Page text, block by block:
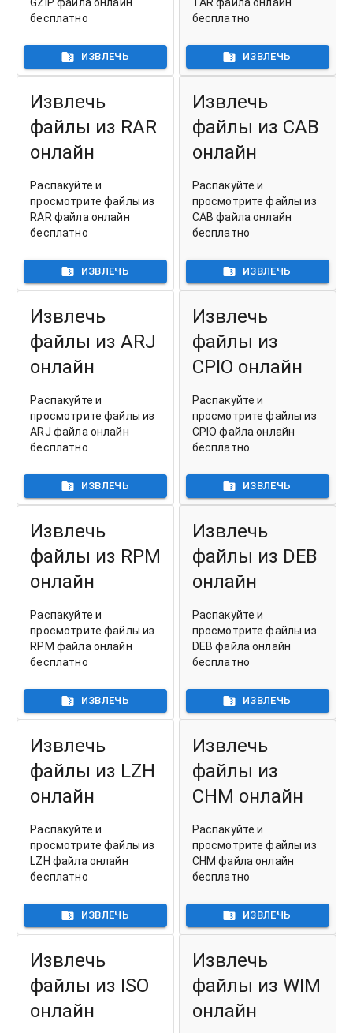
бесплатно
ИЗВЛЕЧЬ
бесплатно
ИЗВЛЕЧЬ
Извлечь
файлы из RAR
онлайн
Распакуйте и
просмотрите файлы из
RAR файла онлайн
бесплатно
ИЗВЛЕЧЬ
Извлечь
файлы из CAB
онлайн
Распакуйте и
просмотрите файлы из
CAB файла онлайн
бесплатно
ИЗВЛЕЧЬ
Извлечь
файлы из ARJ
онлайн
Распакуйте и
просмотрите файлы из
ARJ файла онлайн
бесплатно
ИЗВЛЕЧЬ
Извлечь
файлы из
CPIO онлайн
Распакуйте и
просмотрите файлы из
CPIO файла онлайн
бесплатно
ИЗВЛЕЧЬ
Извлечь
файлы из RPM
онлайн
Распакуйте и
просмотрите файлы из
RPM файла онлайн
бесплатно
ИЗВЛЕЧЬ
Извлечь
файлы из DEB
онлайн
Распакуйте и
просмотрите файлы из
DEB файла онлайн
бесплатно
ИЗВЛЕЧЬ
Извлечь
файлы из LZH
онлайн
Распакуйте и
просмотрите файлы из
LZH файла онлайн
бесплатно
ИЗВЛЕЧЬ
Извлечь
файлы из
CHM онлайн
Распакуйте и
просмотрите файлы из
CHM файла онлайн
бесплатно
ИЗВЛЕЧЬ
Извлечь
файлы из ISO
онлайн
Извлечь
файлы из WIM
онлайн